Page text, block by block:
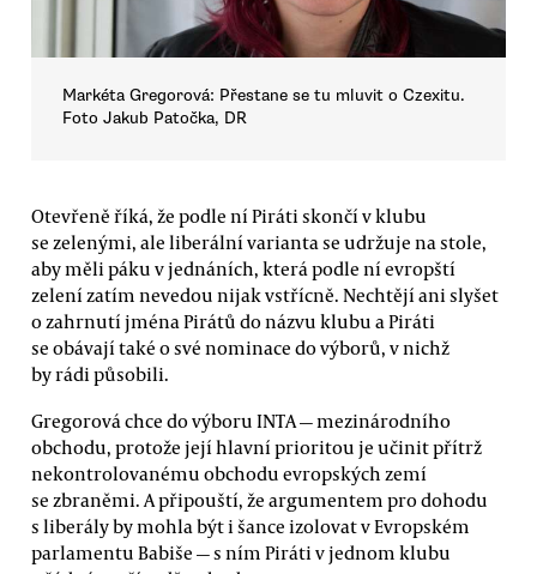
Markéta Gregorová: Přestane se tu mluvit o Czexitu.
Foto Jakub Patočka, DR
Otevřeně říká, že podle ní Piráti skončí v klubu
se zelenými, ale liberální varianta se udržuje na stole,
aby měli páku v jednáních, která podle ní evropští
zelení zatím nevedou nijak vstřícně. Nechtějí ani slyšet
o zahrnutí jména Pirátů do názvu klubu a Piráti
se obávají také o své nominace do výborů, v nichž
by rádi působili.
Gregorová chce do výboru INTA — mezinárodního
obchodu, protože její hlavní prioritou je učinit přítrž
nekontrolovanému obchodu evropských zemí
se zbraněmi. A připouští, že argumentem pro dohodu
s liberály by mohla být i šance izolovat v Evropském
parlamentu Babiše — s ním Piráti v jednom klubu